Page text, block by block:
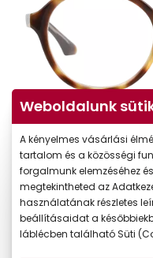
Weboldalunk
A kényelmes vásárlási
tartalom és a közösségi
forgalmunk elemzéséhez
megtekintheted az
használatának részletes
beállításaidat a
láblécben található Süti